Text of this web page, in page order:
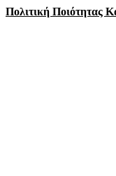
Πολιτική Ποιότητας